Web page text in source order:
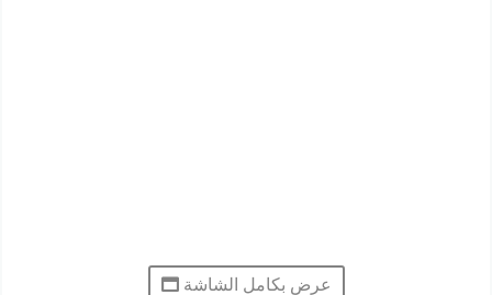
عرض بكامل الشاشة